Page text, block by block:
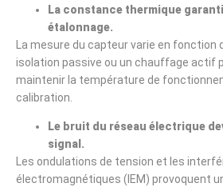
La constance thermique
étalonnage.
La mesure du capteur varie en fonction
isolation passive ou un chauffage actif
maintenir la température de
calibration.
Le bruit du réseau électrique
signal.
Les ondulations de tension et les
électromagnétiques (IEM) provoquent